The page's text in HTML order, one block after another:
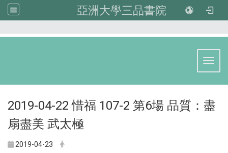
亞洲大學三品書院
2019-04-22 惜福 107-2 第6場 品質：盡
扇盡美 武太極
2019-04-23